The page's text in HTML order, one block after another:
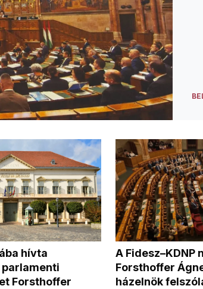
hívta
Forsthoffer
A Fidesz–KDNP
Forsthoffer
házelnök